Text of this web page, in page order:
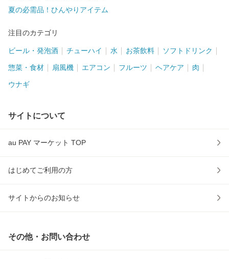
夏の必需品！ひんやりアイテム
注目のカテゴリ
ビール・発泡酒 チューハイ 水 お茶飲料 ソフトドリンク
惣菜・食材 扇風機 エアコン フルーツ ヘアケア 肉
ウナギ
サイトについて
au PAY マーケット TOP
はじめてご利用の方
サイトからのお知らせ
その他・お問い合わせ